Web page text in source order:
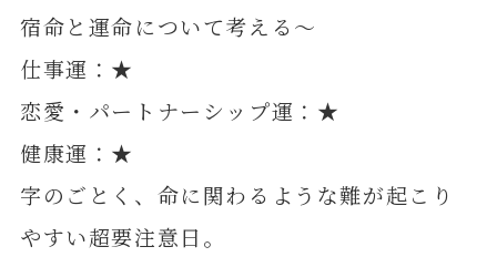
宿命と運命について考える～
仕事運：★
恋愛・パートナーシップ運：★
健康運：★
字のごとく、命に関わるような難が起こり
やすい超要注意日。